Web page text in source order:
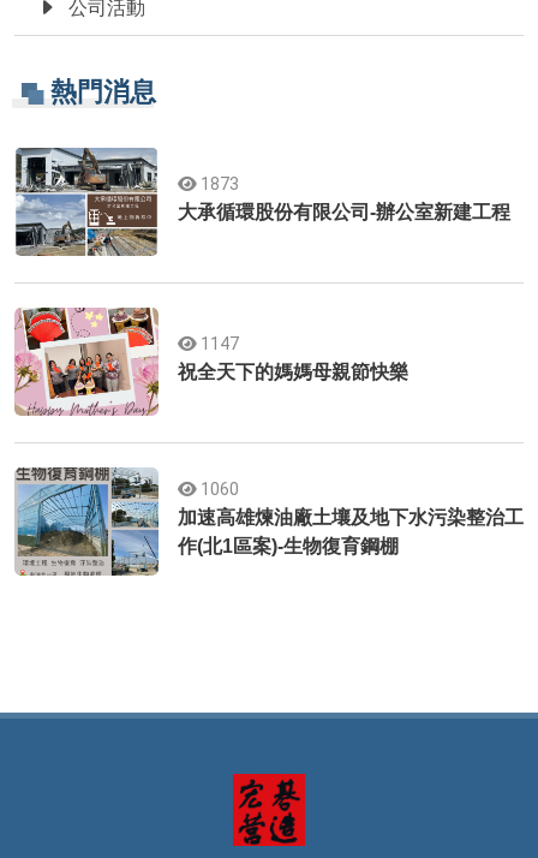
公司活動
熱門消息
1873
大承循環股份有限公司-辦公室新建工程
1147
祝全天下的媽媽母親節快樂
1060
加速高雄煉油廠土壤及地下水污染整治工
作(北1區案)-生物復育鋼棚